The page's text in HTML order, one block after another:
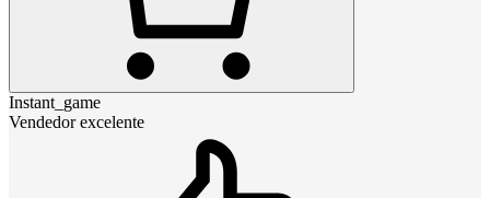
Instant_game
Vendedor excelente